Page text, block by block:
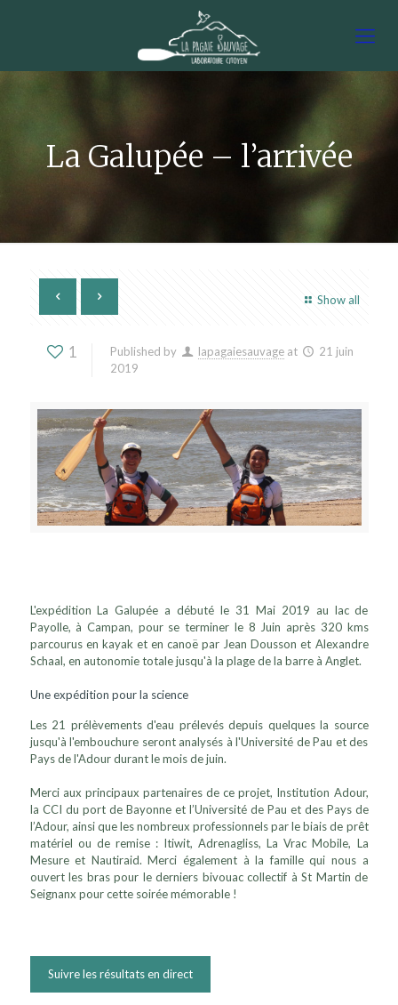
La Galupée – l’arrivée
Show all
1 Published by lapagaiesauvage at
21 juin
2019
L'expédition La Galupée a débuté le 31 Mai 2019 au lac de
Payolle, à Campan, pour se terminer le 8 Juin après 320 kms
parcourus en kayak et en canoë par Jean Dousson et Alexandre
Schaal, en autonomie totale jusqu'à la plage de la barre à Anglet.
Une expédition pour la science
Les 21 prélèvements d'eau prélevés depuis quelques la source
jusqu'à l'embouchure seront analysés à l'Université de Pau et des
Pays de l'Adour durant le mois de juin.
Merci aux principaux partenaires de ce projet, Institution Adour,
la CCI du port de Bayonne et l’Université de Pau et des Pays de
l’Adour, ainsi que les nombreux professionnels par le biais de prêt
matériel ou de remise : Itiwit, Adrenagliss, La Vrac Mobile, La
Mesure et Nautiraid. Merci également à la famille qui nous a
ouvert les bras pour le derniers bivouac collectif à St Martin de
Seignanx pour cette soirée mémorable !
Suivre les résultats en direct